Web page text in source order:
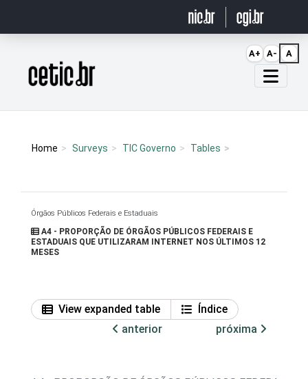
Página inicial
Home Surveys TIC Governo Tables
Órgãos Públicos Federais e Estaduais
A4 - PROPORÇÃO DE ÓRGÃOS PÚBLICOS FEDERAIS E
ESTADUAIS QUE UTILIZARAM INTERNET NOS ÚLTIMOS 12
MESES
View expanded table
Índice
anterior
próxima
A+ A- A